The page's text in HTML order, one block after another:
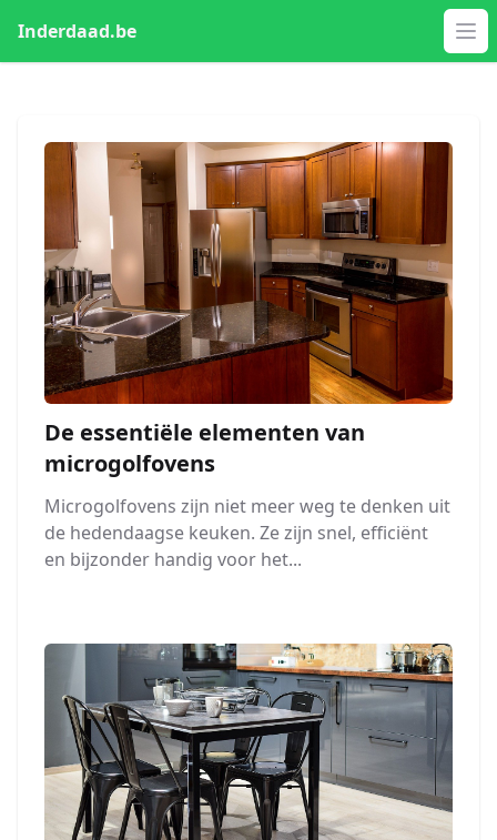
Inderdaad.be
De essentiële elementen van
microgolfovens
Microgolfovens zijn niet meer weg te denken uit
de hedendaagse keuken. Ze zijn snel, efficiënt
en bijzonder handig voor het...